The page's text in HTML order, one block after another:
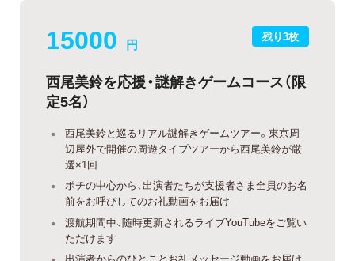
残り3枚
15000 円
西尾美鈴を応援・謎解きゲームコース（限
定5名）
西尾美鈴と巡るリアル謎解きゲームツアー。東京周
辺屋外で開催の周遊タイプツアーから西尾美鈴が厳
選×1回
ポチの中心から、出演者たちが支援者さま全員のお名
前をお呼びしてのお礼動画をお届け
渡航期間中、随時更新されるライブYouTubeをご覧い
ただけます